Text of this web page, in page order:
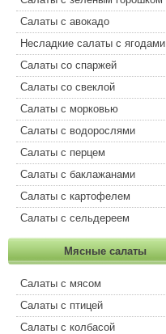
Салаты с авокадо
Несладкие салаты с ягодами
Салаты со спаржей
Салаты со свеклой
Салаты с морковью
Салаты с водорослями
Салаты с перцем
Салаты с баклажанами
Салаты с картофелем
Салаты с сельдереем
Мясные салаты
Салаты с мясом
Салаты с птицей
Салаты с колбасой